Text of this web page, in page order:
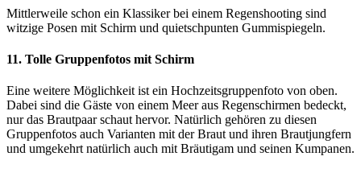
Mittlerweile schon ein Klassiker bei einem Regenshooting sind
witzige Posen mit Schirm und quietschpunten Gummispiegeln.
11. Tolle Gruppenfotos mit Schirm
Eine weitere Möglichkeit ist ein Hochzeitsgruppenfoto von oben.
Dabei sind die Gäste von einem Meer aus Regenschirmen bedeckt,
nur das Brautpaar schaut hervor. Natürlich gehören zu diesen
Gruppenfotos auch Varianten mit der Braut und ihren Brautjungfern
und umgekehrt natürlich auch mit Bräutigam und seinen Kumpanen.